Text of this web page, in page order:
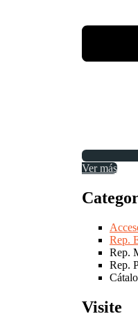
Ver más
Rep.
Rep.
Rep.
Visite